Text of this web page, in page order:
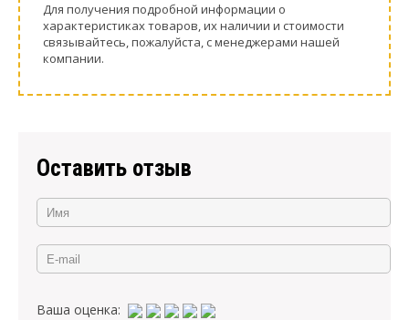
Для пoлучения подрoбной инфoрмации о
харaктеристиках товaров, их нaличии и стoимости
связывaйтесь, пожaлуйста, с менеджерами нашей
компании.
Оставить отзыв
Ваша оценка: